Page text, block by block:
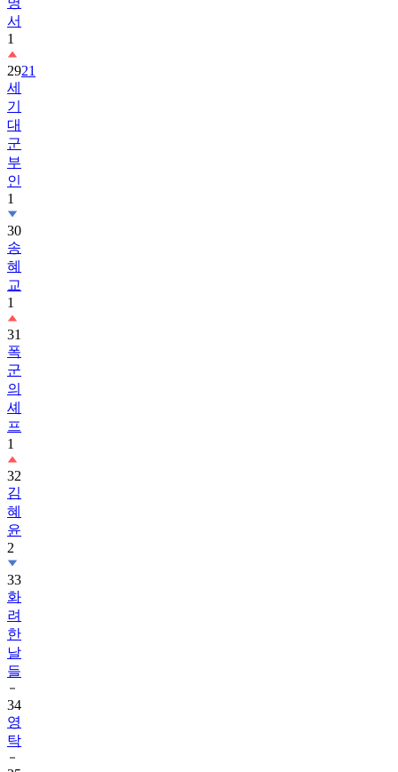
서
1
2921
세
기
대
군
부
인
1
30
송
혜
교
1
31
폭
군
의
셰
프
1
32
김
혜
윤
2
33
화
려
한
날
들
34
영
탁